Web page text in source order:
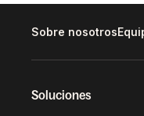
Sobre nosotros
Soluciones